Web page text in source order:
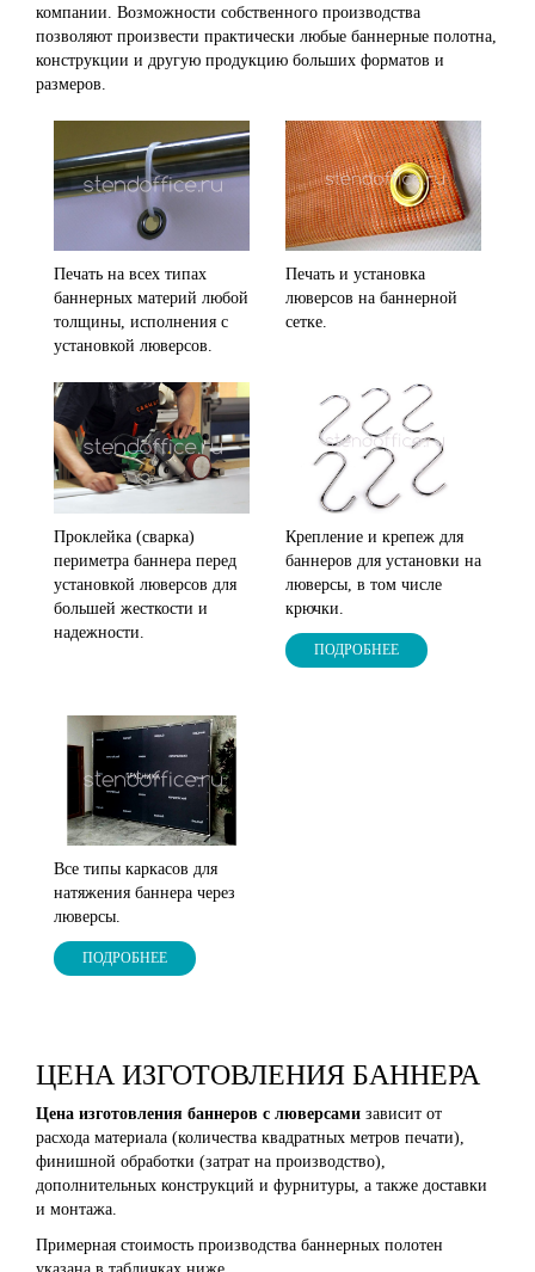
компании. Возможности собственного производства
позволяют произвести практически любые баннерные полотна,
конструкции и другую продукцию больших форматов и
размеров.
Печать на всех типах
баннерных материй любой
толщины, исполнения с
установкой люверсов.
Печать и установка
люверсов на баннерной
сетке.
Проклейка (сварка)
периметра баннера перед
установкой люверсов для
большей жесткости и
надежности.
Крепление и крепеж для
баннеров для установки на
люверсы, в том числе
крючки.
ПОДРОБНЕЕ
Все типы каркасов для
натяжения баннера через
люверсы.
ПОДРОБНЕЕ
ЦЕНА ИЗГОТОВЛЕНИЯ БАННЕРА
Цена изготовления баннеров с люверсами зависит от
расхода материала (количества квадратных метров печати),
финишной обработки (затрат на производство),
дополнительных конструкций и фурнитуры, а также доставки
и монтажа.
Примерная стоимость производства баннерных полотен